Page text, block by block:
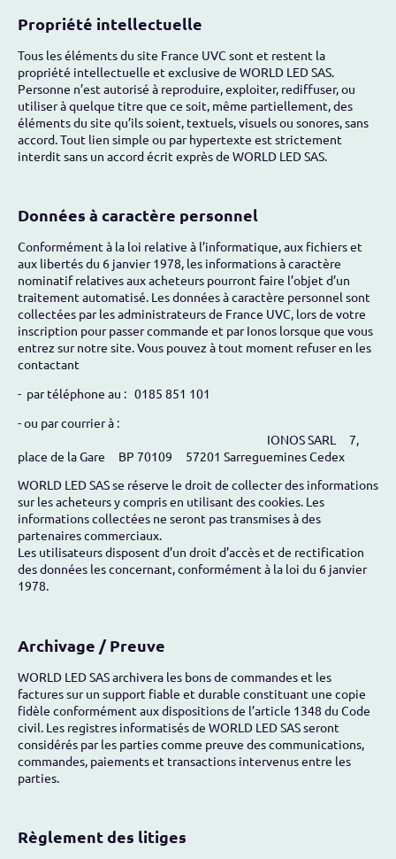
Propriété intellectuelle
Tous les éléments du site France UVC sont et restent la
propriété intellectuelle et exclusive de WORLD LED SAS.
Personne n’est autorisé à reproduire, exploiter, rediffuser, ou
utiliser à quelque titre que ce soit, même partiellement, des
éléments du site qu’ils soient, textuels, visuels ou sonores, sans
accord. Tout lien simple ou par hypertexte est strictement
interdit sans un accord écrit exprès de WORLD LED SAS.
Données à caractère personnel
Conformément à la loi relative à l’informatique, aux fichiers et
aux libertés du 6 janvier 1978, les informations à caractère
nominatif relatives aux acheteurs pourront faire l’objet d’un
traitement automatisé. Les données à caractère personnel sont
collectées par les administrateurs de France UVC, lors de votre
inscription pour passer commande et par Ionos lorsque que vous
entrez sur notre site. Vous pouvez à tout moment refuser en les
contactant
- par téléphone au : 0185 851 101
- ou par courrier à :
IONOS SARL 7,
place de la Gare BP 70109 57201 Sarreguemines Cedex
WORLD LED SAS se réserve le droit de collecter des informations
sur les acheteurs y compris en utilisant des cookies. Les
informations collectées ne seront pas transmises à des
partenaires commerciaux.
Les utilisateurs disposent d’un droit d’accès et de rectification
des données les concernant, conformément à la loi du 6 janvier
1978.
Archivage / Preuve
WORLD LED SAS archivera les bons de commandes et les
factures sur un support fiable et durable constituant une copie
fidèle conformément aux dispositions de l’article 1348 du Code
civil. Les registres informatisés de WORLD LED SAS seront
considérés par les parties comme preuve des communications,
commandes, paiements et transactions intervenus entre les
parties.
Règlement des litiges